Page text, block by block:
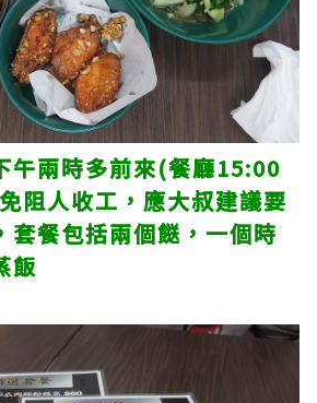
午兩時多前來(餐廳15:00
阻人收工，應大叔建議要
套餐包括兩個餸，一個時
飯